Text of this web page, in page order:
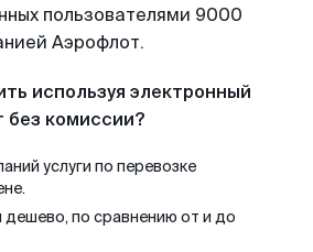
пользователями 9000
Аэрофлот.
используя электронный
без комиссии?
услуги по перевозке
дешево, по сравнению от и до